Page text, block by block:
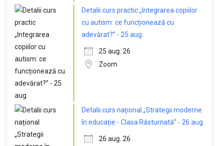
Detalii curs practic „Integrarea copiilor
cu autism: ce funcționează cu
adevărat?” - 25 aug.
25 aug. 26
Zoom
Detalii curs național „Strategii moderne
în educație - Clasa Răsturnată” - 26 aug.
26 aug. 26